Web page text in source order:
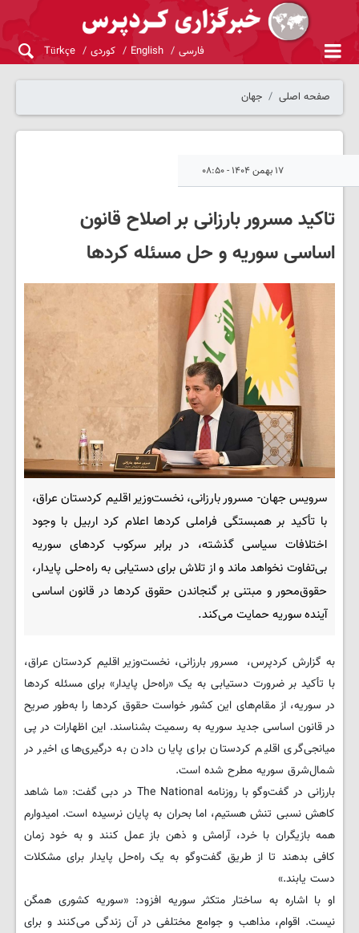
فارسی English کوردی Türkçe
صفحه اصلی جهان
۱۷ بهمن ۱۴۰۴ - ۰۸:۵۰
تاکید مسرور بارزانی بر اصلاح قانون
اساسی سوریه و حل مسئله کردها
سرویس جهان- مسرور بارزانی، نخست‌وزیر اقلیم کردستان عراق،
با تأکید بر همبستگی فراملی کردها اعلام کرد اربیل با وجود
اختلافات سیاسی گذشته، در برابر سرکوب کردهای سوریه
بی‌تفاوت نخواهد ماند و از تلاش برای دستیابی به راه‌حلی پایدار،
حقوق‌محور و مبتنی بر گنجاندن حقوق کردها در قانون اساسی
آینده سوریه حمایت می‌کند.
به گزارش کردپرس، مسرور بارزانی، نخست‌وزیر اقلیم کردستان عراق،
با تأکید بر ضرورت دستیابی به یک «راه‌حل پایدار» برای مسئله کردها
در سوریه، از مقام‌های این کشور خواست حقوق کردها را به‌طور صریح
در قانون اساسی جدید سوریه به رسمیت بشناسند. این اظهارات در پی
میانجی‌گری اقلیم کردستان برای پایان دادن به درگیری‌های اخیر در
شمال‌شرق سوریه مطرح شده است.
بارزانی در گفت‌وگو با روزنامه The National در دبی گفت: «ما شاهد
کاهش نسبی تنش هستیم، اما بحران به پایان نرسیده است. امیدوارم
همه بازیگران با خرد، آرامش و ذهن باز عمل کنند و به خود زمان
کافی بدهند تا از طریق گفت‌وگو به یک راه‌حل پایدار برای مشکلات
دست یابند.»
او با اشاره به ساختار متکثر سوریه افزود: «سوریه کشوری همگن
نیست. اقوام، مذاهب و جوامع مختلفی در آن زندگی می‌کنند و برای